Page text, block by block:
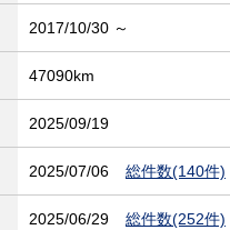
2017/10/30 ～
47090km
2025/09/19
2025/07/06 総件数(140件)
2025/06/29 総件数(252件)